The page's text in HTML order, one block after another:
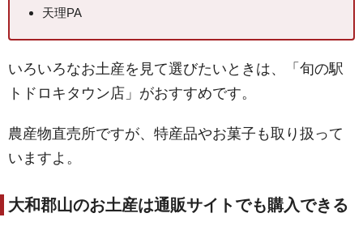
天理PA
いろいろなお土産を見て選びたいときは、「旬の駅
トドロキタウン店」がおすすめです。
農産物直売所ですが、特産品やお菓子も取り扱って
いますよ。
大和郡山のお土産は通販サイトでも購入できる